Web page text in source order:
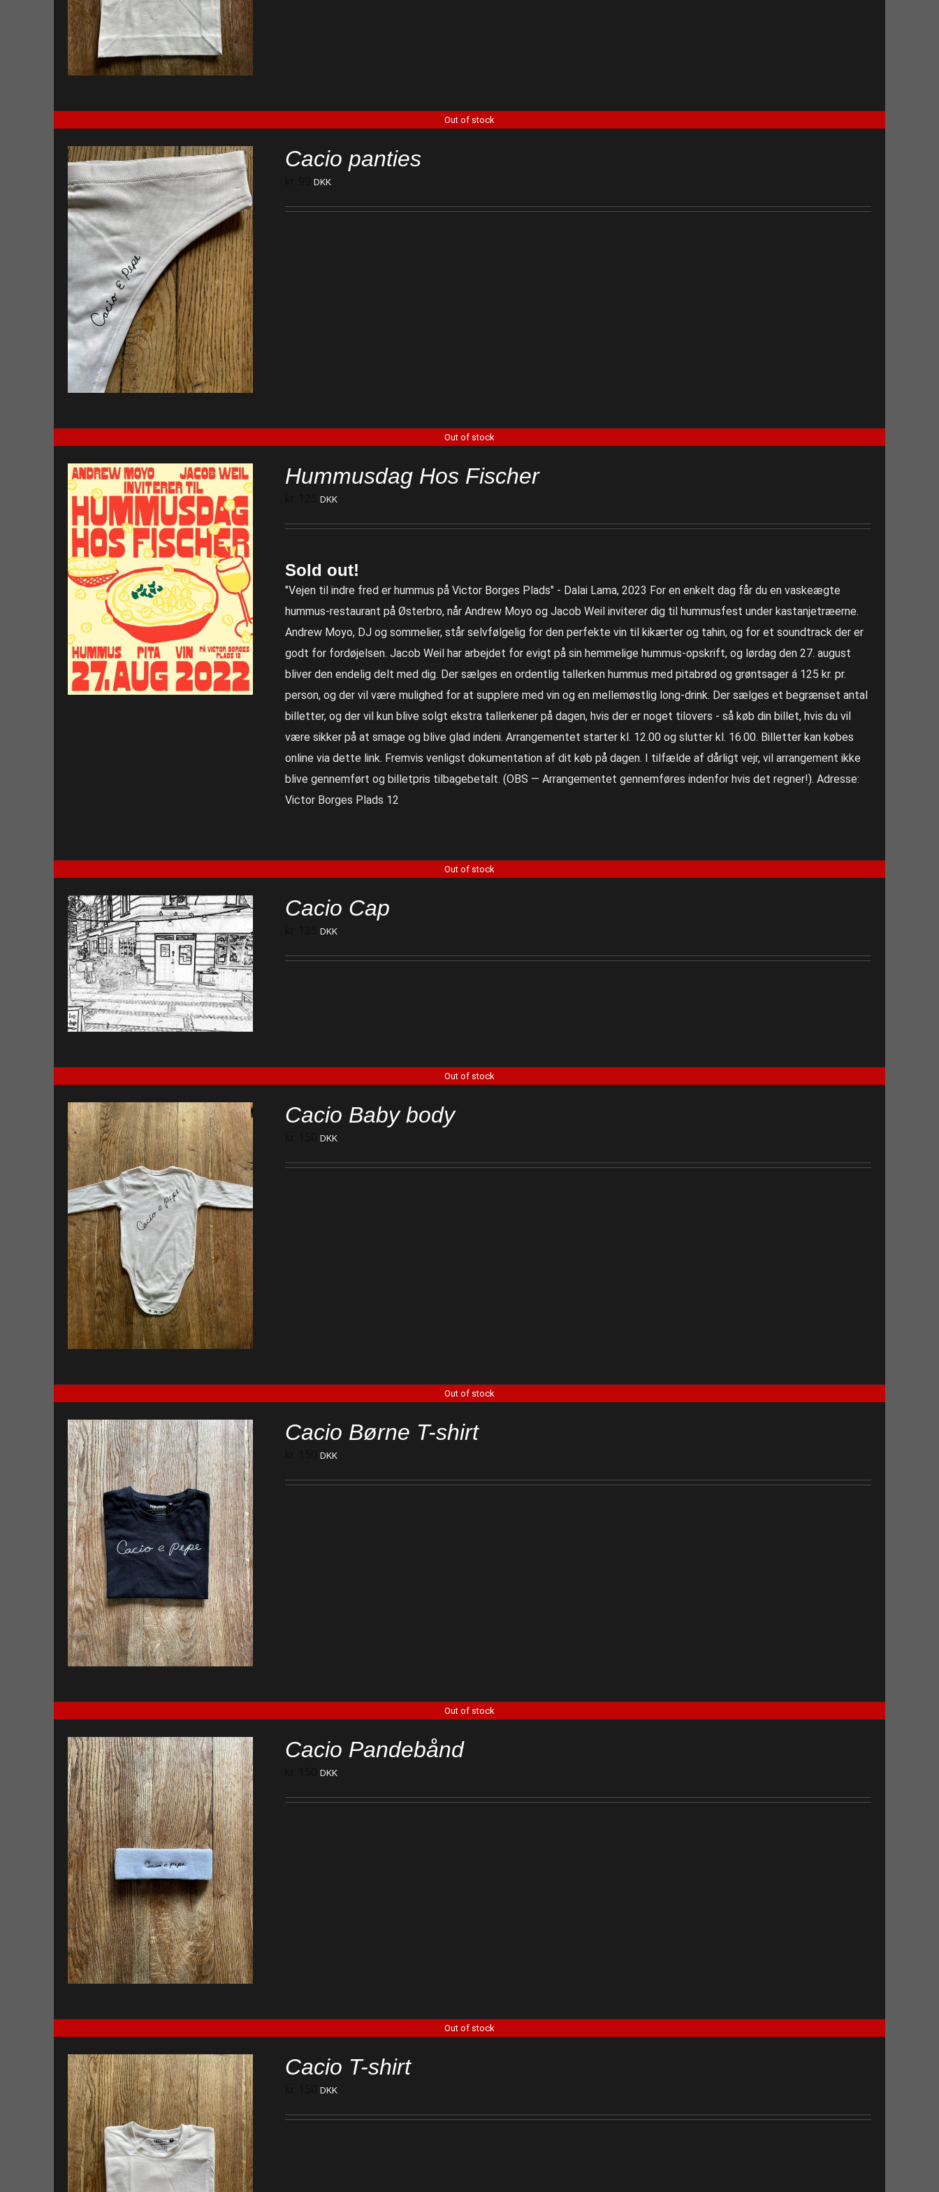
Out of stock
Cacio panties
DKK
Out of stock
Hummusdag Hos Fischer
DKK
Sold out!
"Vejen til indre fred er hummus på Victor Borges Plads" - Dalai Lama, 2023 For en enkelt dag får du en vaskeægte
hummus-restaurant på Østerbro, når Andrew Moyo og Jacob Weil inviterer dig til hummusfest under kastanjetræerne.
Andrew Moyo, DJ og sommelier, står selvfølgelig for den perfekte vin til kikærter og tahin, og for et soundtrack der er
godt for fordøjelsen. Jacob Weil har arbejdet for evigt på sin hemmelige hummus-opskrift, og lørdag den 27. august
bliver den endelig delt med dig. Der sælges en ordentlig tallerken hummus med pitabrød og grøntsager á 125 kr. pr.
person, og der vil være mulighed for at supplere med vin og en mellemøstlig long-drink. Der sælges et begrænset antal
billetter, og der vil kun blive solgt ekstra tallerkener på dagen, hvis der er noget tilovers - så køb din billet, hvis du vil
være sikker på at smage og blive glad indeni. Arrangementet starter kl. 12.00 og slutter kl. 16.00. Billetter kan købes
online via dette link. Fremvis venligst dokumentation af dit køb på dagen. I tilfælde af dårligt vejr, vil arrangement ikke
blive gennemført og billetpris tilbagebetalt. (OBS — Arrangementet gennemføres indenfor hvis det regner!). Adresse:
Victor Borges Plads 12
Out of stock
Cacio Cap
DKK
Out of stock
Cacio Baby body
DKK
Out of stock
Cacio Børne T-shirt
DKK
Out of stock
Cacio Pandebånd
DKK
Out of stock
Cacio T-shirt
DKK